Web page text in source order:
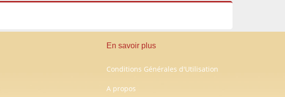
En savoir plus
Conditions Générales d'Utilisation
A propos